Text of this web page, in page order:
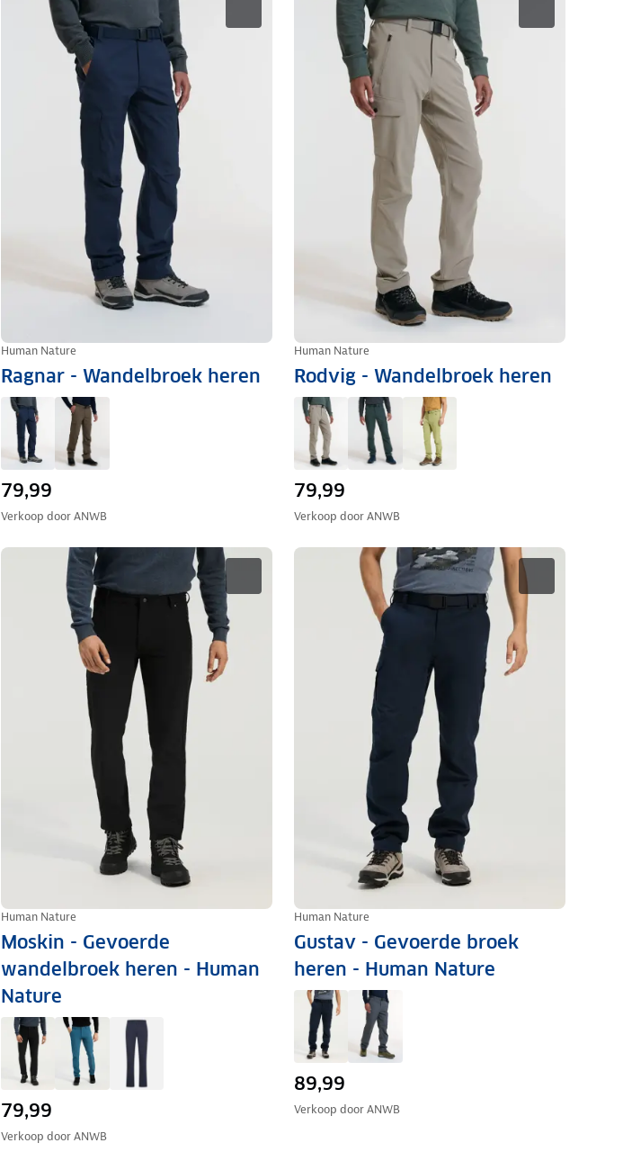
Human Nature
Ragnar - Wandelbroek heren
79,99
Verkoop doorANWB
Human Nature
Rodvig - Wandelbroek heren
79,99
Verkoop doorANWB
Human Nature
Moskin - Gevoerde
wandelbroek heren - Human
Nature
79,99
Verkoop doorANWB
Human Nature
Gustav - Gevoerde broek
heren - Human Nature
89,99
Verkoop doorANWB